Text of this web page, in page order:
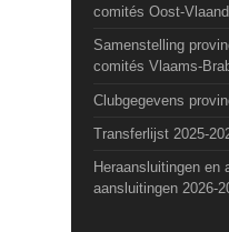
comités Oost-
Samenstelling
comités Vlaams-
Clubgegevens
Transferlijst 2025-
Heraansluitingen en
aansluitingen 2026-